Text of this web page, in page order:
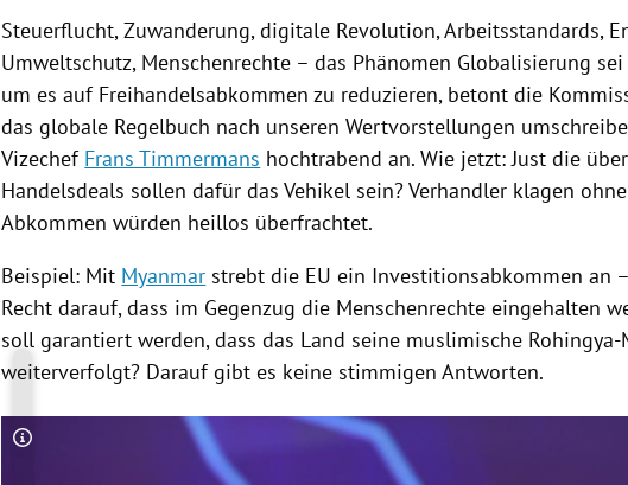
Steuerflucht, Zuwanderung, digitale Revolution, Arbeitsstandards,
Umweltschutz, Menschenrechte – das Phänomen Globalisierung
um es auf Freihandelsabkommen zu reduzieren, betont die
das globale Regelbuch nach unseren Wertvorstellungen
Vizechef Frans Timmermans hochtrabend an. Wie jetzt: Just die
Handelsdeals sollen dafür das Vehikel sein? Verhandler klagen
Abkommen würden heillos überfrachtet.
Beispiel: Mit Myanmar strebt die EU ein Investitionsabkommen an
Recht darauf, dass im Gegenzug die Menschenrechte eingehalten
soll garantiert werden, dass das Land seine muslimische
weiterverfolgt? Darauf gibt es keine stimmigen Antworten.
Copyright-Hinweis öffnen/schließen